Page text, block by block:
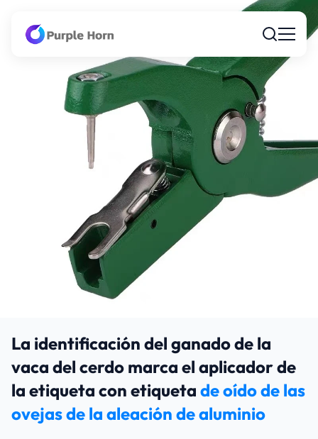
La identificación del ganado de la
vaca del cerdo marca el aplicador de
la etiqueta con etiqueta de oído de las
ovejas de la aleación de aluminio